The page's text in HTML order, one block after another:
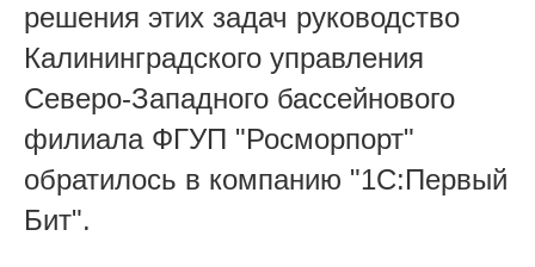
решения этих задач руководство
Калининградского управления
Северо-Западного бассейнового
филиала ФГУП "Росморпорт"
обратилось в компанию "1С:Первый
Бит".